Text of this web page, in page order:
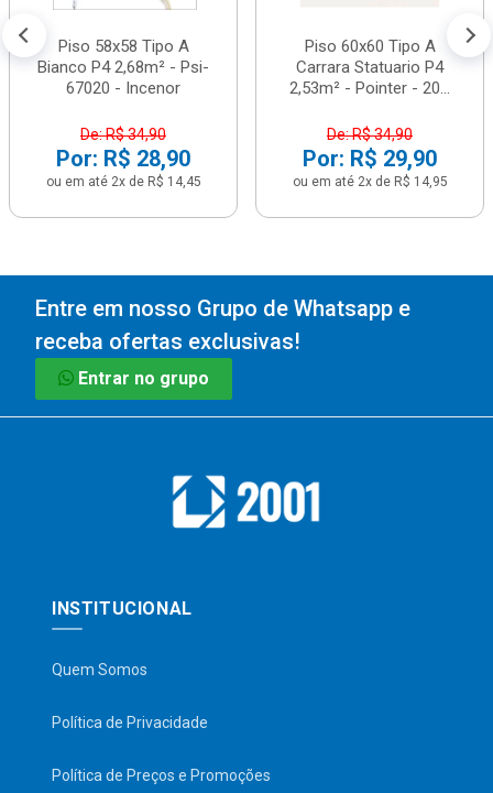
Piso 58x58 Tipo A
Bianco P4 2,68m² - Psi-
67020 - Incenor
De: R$ 34,90
Por: R$ 28,90
ou em até 2x de R$ 14,45
Piso 60x60 Tipo A
Carrara Statuario P4
2,53m² - Pointer - 20...
De: R$ 34,90
Por: R$ 29,90
ou em até 2x de R$ 14,95
Entre em nosso Grupo de Whatsapp e
receba ofertas exclusivas!
Entrar no grupo
INSTITUCIONAL
Quem Somos
Política de Privacidade
Política de Preços e Promoções